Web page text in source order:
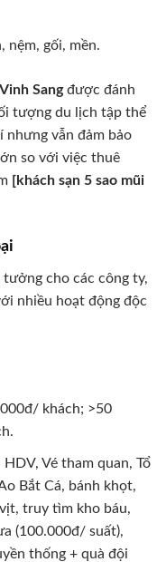
nệm, gối, mền.
Sangđược đánh
tượng du lịch tập thể
nhưng vẫn đảm bảo
so với việc thuê
[khách sạn 5 sao mũi
cho các công ty,
nhiều hoạt động độc
khách; >50
Vé tham quan, Tổ
Bắt Cá, bánh khọt,
truy tìm kho báu,
(100.000đ/ suất),
thống + quà đội